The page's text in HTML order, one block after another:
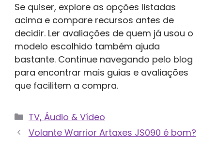
Se quiser, explore as opções listadas
acima e compare recursos antes de
decidir. Ler avaliações de quem já usou o
modelo escolhido também ajuda
bastante. Continue navegando pelo blog
para encontrar mais guias e avaliações
que facilitem a compra.
Categorias
TV, Áudio & Vídeo
Volante Warrior Artaxes JS090 é bom?